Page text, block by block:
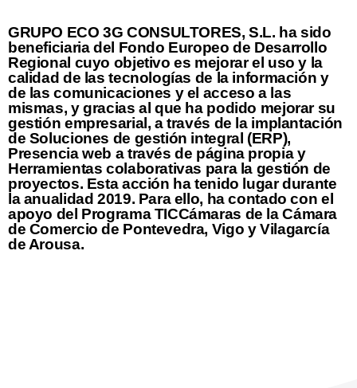
GRUPO ECO 3G CONSULTORES, S.L. ha sido
beneficiaria del Fondo Europeo de Desarrollo
Regional cuyo objetivo es mejorar el uso y la
calidad de las tecnologías de la información y
de las comunicaciones y el acceso a las
mismas, y gracias al que ha podido mejorar su
gestión empresarial, a través de la implantación
de Soluciones de gestión integral (ERP),
Presencia web a través de página propia y
Herramientas colaborativas para la gestión de
proyectos. Esta acción ha tenido lugar durante
la anualidad 2019. Para ello, ha contado con el
apoyo del Programa TICCámaras de la Cámara
de Comercio de Pontevedra, Vigo y Vilagarcía
de Arousa.